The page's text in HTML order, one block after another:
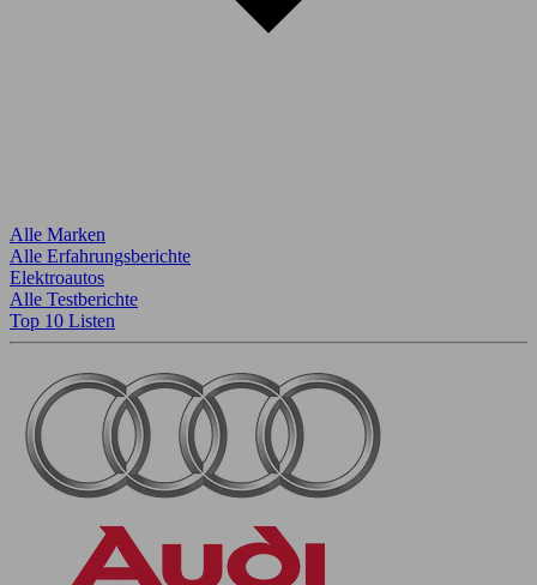
Alle Marken
Alle Erfahrungsberichte
Elektroautos
Alle Testberichte
Top 10 Listen